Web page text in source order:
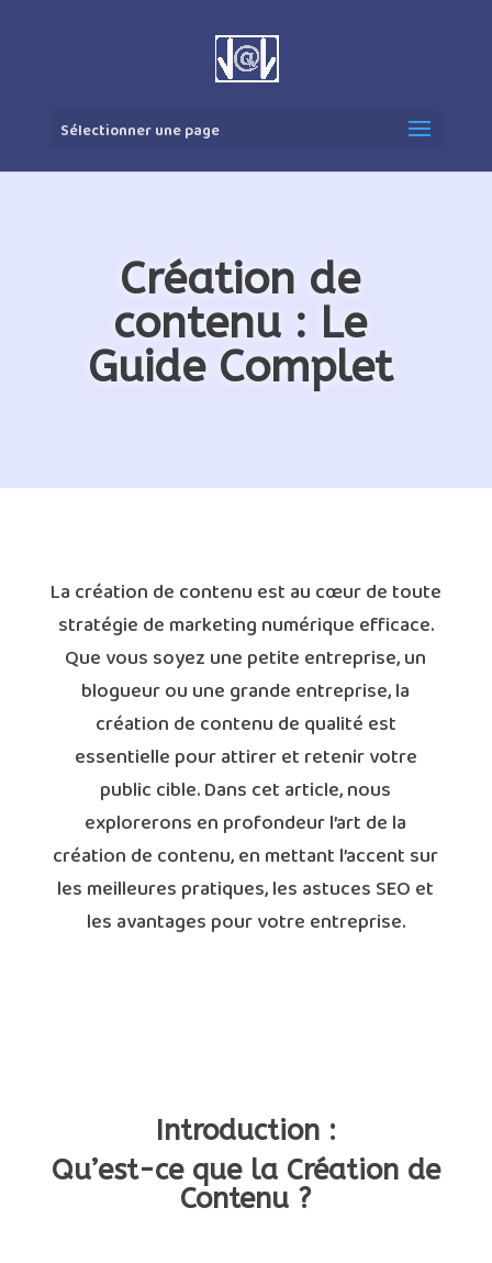
Sélectionner une page
Création de
contenu : Le
Guide Complet
La création de contenu est au cœur de toute
stratégie de marketing numérique efficace.
Que vous soyez une petite entreprise, un
blogueur ou une grande entreprise, la
création de contenu de qualité est
essentielle pour attirer et retenir votre
public cible. Dans cet article, nous
explorerons en profondeur l’art de la
création de contenu, en mettant l’accent sur
les meilleures pratiques, les astuces SEO et
les avantages pour votre entreprise.
Introduction :
Qu’est-ce que la Création de
Contenu ?